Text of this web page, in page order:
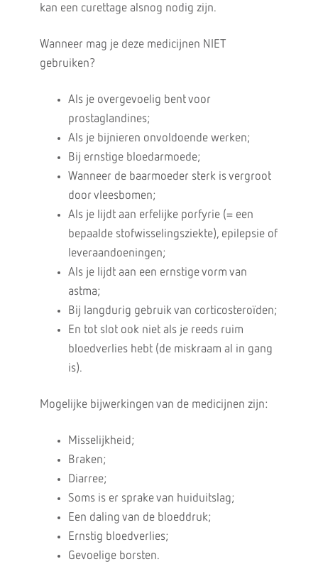
kan een curettage alsnog nodig zijn.
Wanneer mag je deze medicijnen NIET
gebruiken?
Als je overgevoelig bent voor
prostaglandines;
Als je bijnieren onvoldoende werken;
Bij ernstige bloedarmoede;
Wanneer de baarmoeder sterk is vergroot
door vleesbomen;
Als je lijdt aan erfelijke porfyrie (= een
bepaalde stofwisselingsziekte), epilepsie of
leveraandoeningen;
Als je lijdt aan een ernstige vorm van
astma;
Bij langdurig gebruik van corticosteroïden;
En tot slot ook niet als je reeds ruim
bloedverlies hebt (de miskraam al in gang
is).
Mogelijke bijwerkingen van de medicijnen zijn:
Misselijkheid;
Braken;
Diarree;
Soms is er sprake van huiduitslag;
Een daling van de bloeddruk;
Ernstig bloedverlies;
Gevoelige borsten.